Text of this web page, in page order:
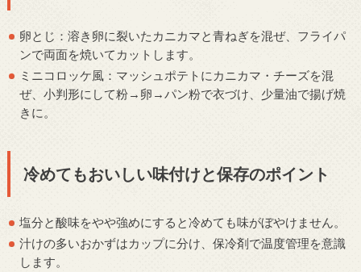
卵とじ：溶き卵に裂いたカニカマと青ねぎを混ぜ、フライパ
ンで両面を焼いてカットします。
ミニコロッケ風：マッシュポテトにカニカマ・チーズを混
ぜ、小判形にして粉→卵→パン粉で衣づけ、少量油で揚げ焼
きに。
冷めてもおいしい味付けと保存のポイント
塩分と酸味をやや強めにすると冷めても味がぼやけません。
汁けの多いおかずはカップに分け、保冷剤で温度管理を意識
します。